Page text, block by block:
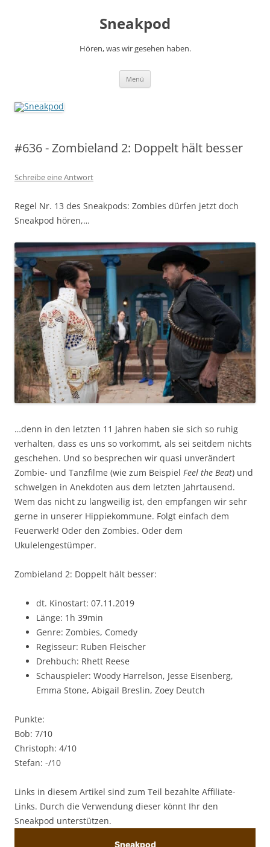
Sneakpod
Hören, was wir gesehen haben.
Menü
#636 - Zombieland 2: Doppelt hält besser
Schreibe eine Antwort
Regel Nr. 13 des Sneakpods: Zombies dürfen jetzt doch
Sneakpod hören,…
…denn in den letzten 11 Jahren haben sie sich so ruhig
verhalten, dass es uns so vorkommt, als sei seitdem nichts
geschehen. Und so besprechen wir quasi unverändert
Zombie- und Tanzfilme (wie zum Beispiel Feel the Beat) und
schwelgen in Anekdoten aus dem letzten Jahrtausend.
Wem das nicht zu langweilig ist, den empfangen wir sehr
gerne in unserer Hippiekommune. Folgt einfach dem
Feuerwerk! Oder den Zombies. Oder dem
Ukulelengestümper.
Zombieland 2: Doppelt hält besser:
dt. Kinostart: 07.11.2019
Länge: 1h 39min
Genre: Zombies, Comedy
Regisseur: Ruben Fleischer
Drehbuch: Rhett Reese
Schauspieler: Woody Harrelson, Jesse Eisenberg,
Emma Stone, Abigail Breslin, Zoey Deutch
Punkte:
Bob: 7/10
Christoph: 4/10
Stefan: -/10
Links in diesem Artikel sind zum Teil bezahlte Affiliate-
Links. Durch die Verwendung dieser könnt Ihr den
Sneakpod unterstützen.